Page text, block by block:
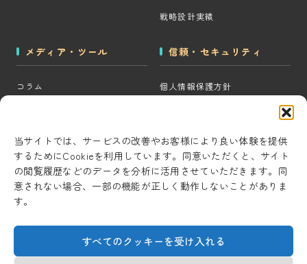
当サイトでは、サービスの改善やお客様により良い体験を提供
するためにCookieを利用しています。同意いただくと、サイト
の閲覧履歴などのデータを分析に活用させていただきます。同
意されない場合、一部の機能が正しく動作しないことがありま
す。
すべてのクッキーを受け入れる
戦略設計実績
メディア・ツール
コラム
CRM・MAツール選定診断
BigQuery×GTM 相場見積もり
ツール
AI用語集
信頼・セキュリティ
個人情報保護方針
コンテンツ制作方針
研究・開発方針
セキュリティ対策